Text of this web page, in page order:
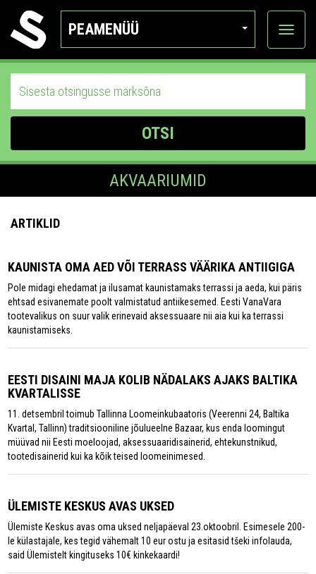
PEAMENÜÜ
Ava
OTSI
AKVAARIUMID
ARTIKLID
KAUNISTA OMA AED VÕI TERRASS VÄÄRIKA ANTIIGIGA
Pole midagi ehedamat ja ilusamat kaunistamaks terrassi ja aeda, kui päris
ehtsad esivanemate poolt valmistatud antiikesemed. Eesti VanaVara
tootevalikus on suur valik erinevaid aksessuaare nii aia kui ka terrassi
kaunistamiseks.
EESTI DISAINI MAJA KOLIB NÄDALAKS AJAKS BALTIKA
KVARTALISSE
11. detsembril toimub Tallinna Loomeinkubaatoris (Veerenni 24, Baltika
Kvartal, Tallinn) traditsiooniline jõulueelne Bazaar, kus enda loomingut
müüvad nii Eesti moeloojad, aksessuaaridisainerid, ehtekunstnikud,
tootedisainerid kui ka kõik teised loomeinimesed.
ÜLEMISTE KESKUS AVAS UKSED
Ülemiste Keskus avas oma uksed neljapäeval 23.oktoobril. Esimesele 200-
le külastajale, kes tegid vähemalt 10 eur ostu ja esitasid tšeki infolauda,
said Ülemistelt kingituseks 10€ kinkekaardi!